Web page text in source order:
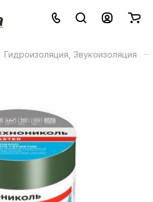
Гидроизоляция, Звукоизоляция –